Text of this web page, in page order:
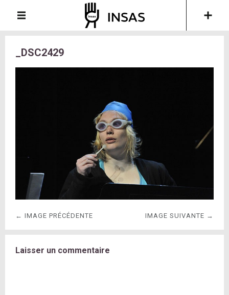
_DSC2429
← IMAGE PRÉCÉDENTE IMAGE SUIVANTE →
Laisser un commentaire